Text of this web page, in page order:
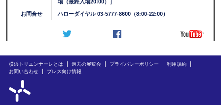
場（最終入場20:00）］
お問合せ ハローダイヤル 03-5777-8600（8:00-22:00）
横浜トリエンナーレとは 過去の展覧会 プライバシーポリシー
利用規約
お問い合わせ
プレス向け情報